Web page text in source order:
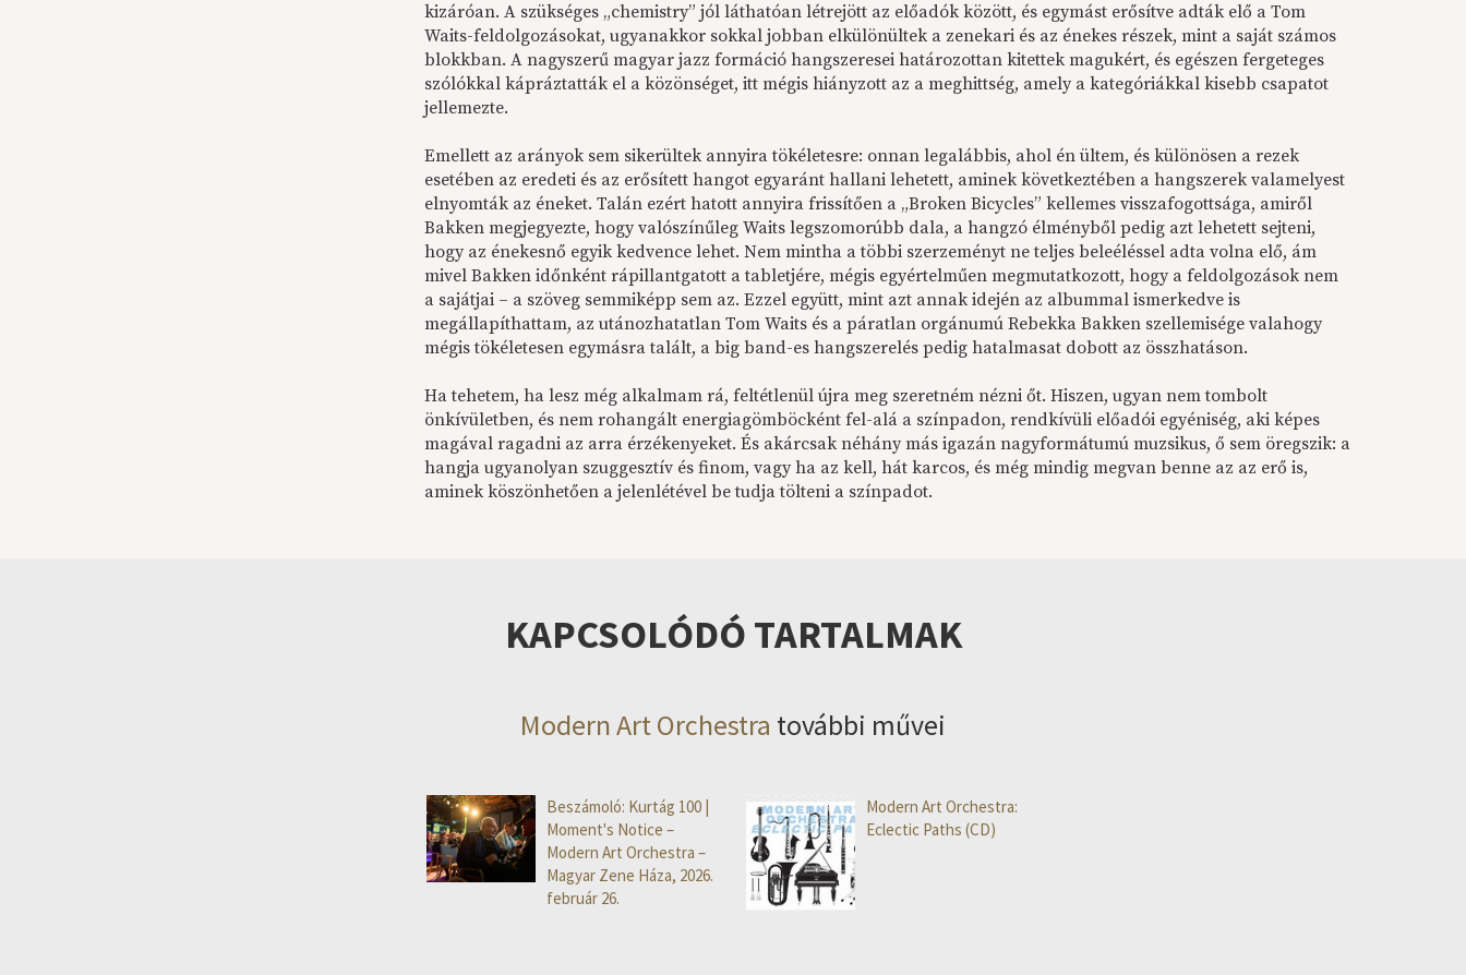
kizáróan. A szükséges „chemistry” jól láthatóan létrejött az előadók között, és egymást erősítve adták elő a Tom
Waits-feldolgozásokat, ugyanakkor sokkal jobban elkülönültek a zenekari és az énekes részek, mint a saját számos
blokkban. A nagyszerű magyar jazz formáció hangszeresei határozottan kitettek magukért, és egészen fergeteges
szólókkal kápráztatták el a közönséget, itt mégis hiányzott az a meghittség, amely a kategóriákkal kisebb csapatot
jellemezte.
Emellett az arányok sem sikerültek annyira tökéletesre: onnan legalábbis, ahol én ültem, és különösen a rezek
esetében az eredeti és az erősített hangot egyaránt hallani lehetett, aminek következtében a hangszerek valamelyest
elnyomták az éneket. Talán ezért hatott annyira frissítően a „Broken Bicycles” kellemes visszafogottsága, amiről
Bakken megjegyezte, hogy valószínűleg Waits legszomorúbb dala, a hangzó élményből pedig azt lehetett sejteni,
hogy az énekesnő egyik kedvence lehet. Nem mintha a többi szerzeményt ne teljes beleéléssel adta volna elő, ám
mivel Bakken időnként rápillantgatott a tabletjére, mégis egyértelműen megmutatkozott, hogy a feldolgozások nem
a sajátjai – a szöveg semmiképp sem az. Ezzel együtt, mint azt annak idején az albummal ismerkedve is
megállapíthattam, az utánozhatatlan Tom Waits és a páratlan orgánumú Rebekka Bakken szellemisége valahogy
mégis tökéletesen egymásra talált, a big band-es hangszerelés pedig hatalmasat dobott az összhatáson.
Ha tehetem, ha lesz még alkalmam rá, feltétlenül újra meg szeretném nézni őt. Hiszen, ugyan nem tombolt
önkívületben, és nem rohangált energiagömböcként fel-alá a színpadon, rendkívüli előadói egyéniség, aki képes
magával ragadni az arra érzékenyeket. És akárcsak néhány más igazán nagyformátumú muzsikus, ő sem öregszik: a
hangja ugyanolyan szuggesztív és finom, vagy ha az kell, hát karcos, és még mindig megvan benne az az erő is,
aminek köszönhetően a jelenlétével be tudja tölteni a színpadot.
KAPCSOLÓDÓ TARTALMAK
Modern Art Orchestra további művei
Beszámoló: Kurtág 100 |
Moment's Notice –
Modern Art Orchestra –
Magyar Zene Háza, 2026.
február 26.
Modern Art Orchestra:
Eclectic Paths (CD)